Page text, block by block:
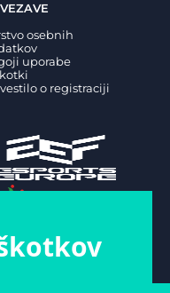
osebnih
uporabe
o registraciji